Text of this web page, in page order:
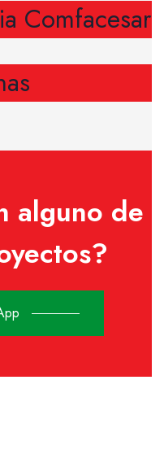
Comfacesar
alguno de